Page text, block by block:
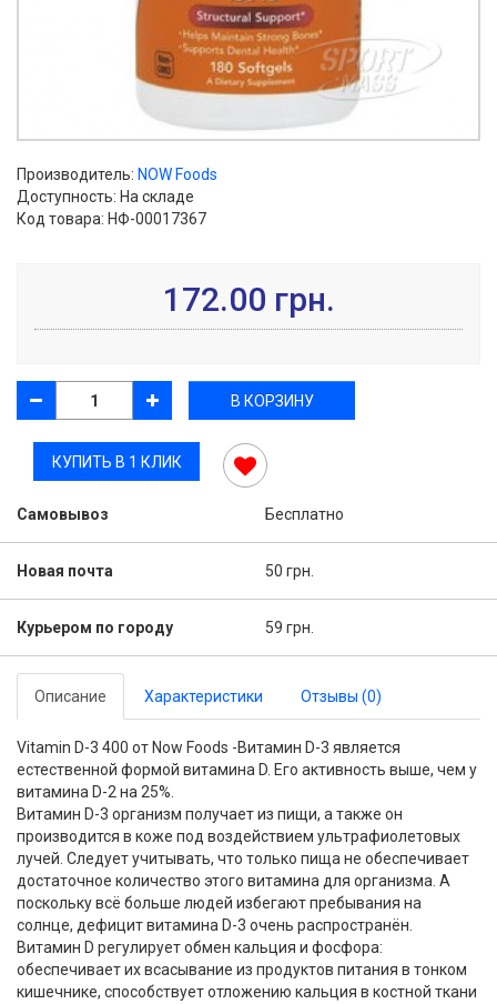
Производитель: NOW Foods
Доступность: На складе
Код товара: НФ-00017367
172.00 грн.
В КОРЗИНУ
КУПИТЬ В 1 КЛИК
Самовывоз Бесплатно
Новая почта 50 грн.
Курьером по городу 59 грн.
Описание Характеристики Отзывы (0)
Vitamin D-3 400 от Now Foods -Витамин D-3 является
естественной формой витамина D. Его активность выше, чем у
витамина D-2 на 25%.
Витамин D-3 организм получает из пищи, а также он
производится в коже под воздействием ультрафиолетовых
лучей. Следует учитывать, что только пища не обеспечивает
достаточное количество этого витамина для организма. А
поскольку всё больше людей избегают пребывания на
солнце, дефицит витамина D-3 очень распространён.
Витамин D регулирует обмен кальция и фосфора:
обеспечивает их всасывание из продуктов питания в тонком
кишечнике, способствует отложению кальция в костной ткани